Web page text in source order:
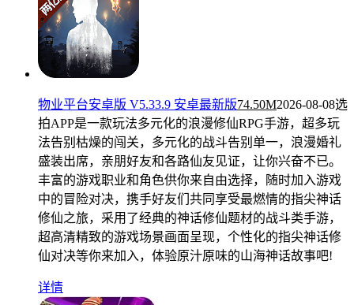
物业平台安卓版 V5.33.9 安卓最新版74.50M2026-08-08选
拍APP是一款玩法多元化的浪漫修仙RPG手游，超多玩
法告别枯燥的闯关，多元化的战斗告别单一，浪漫婚礼
盛装出席，亲朋好友和各路仙友见证，让你兴奋不已。
丰富的游戏职业和角色供你来自由选择，随时加入游戏
中的冒险对决，携手好友们共同享受最燃情的指尖神话
修仙之旅，采用了经典的神话修仙题材的战斗类手游，
超高清精致的游戏场景画面呈现，个性化的指尖神话修
仙对决等你来加入，体验原汁原味的山海神话故事吧!
详情